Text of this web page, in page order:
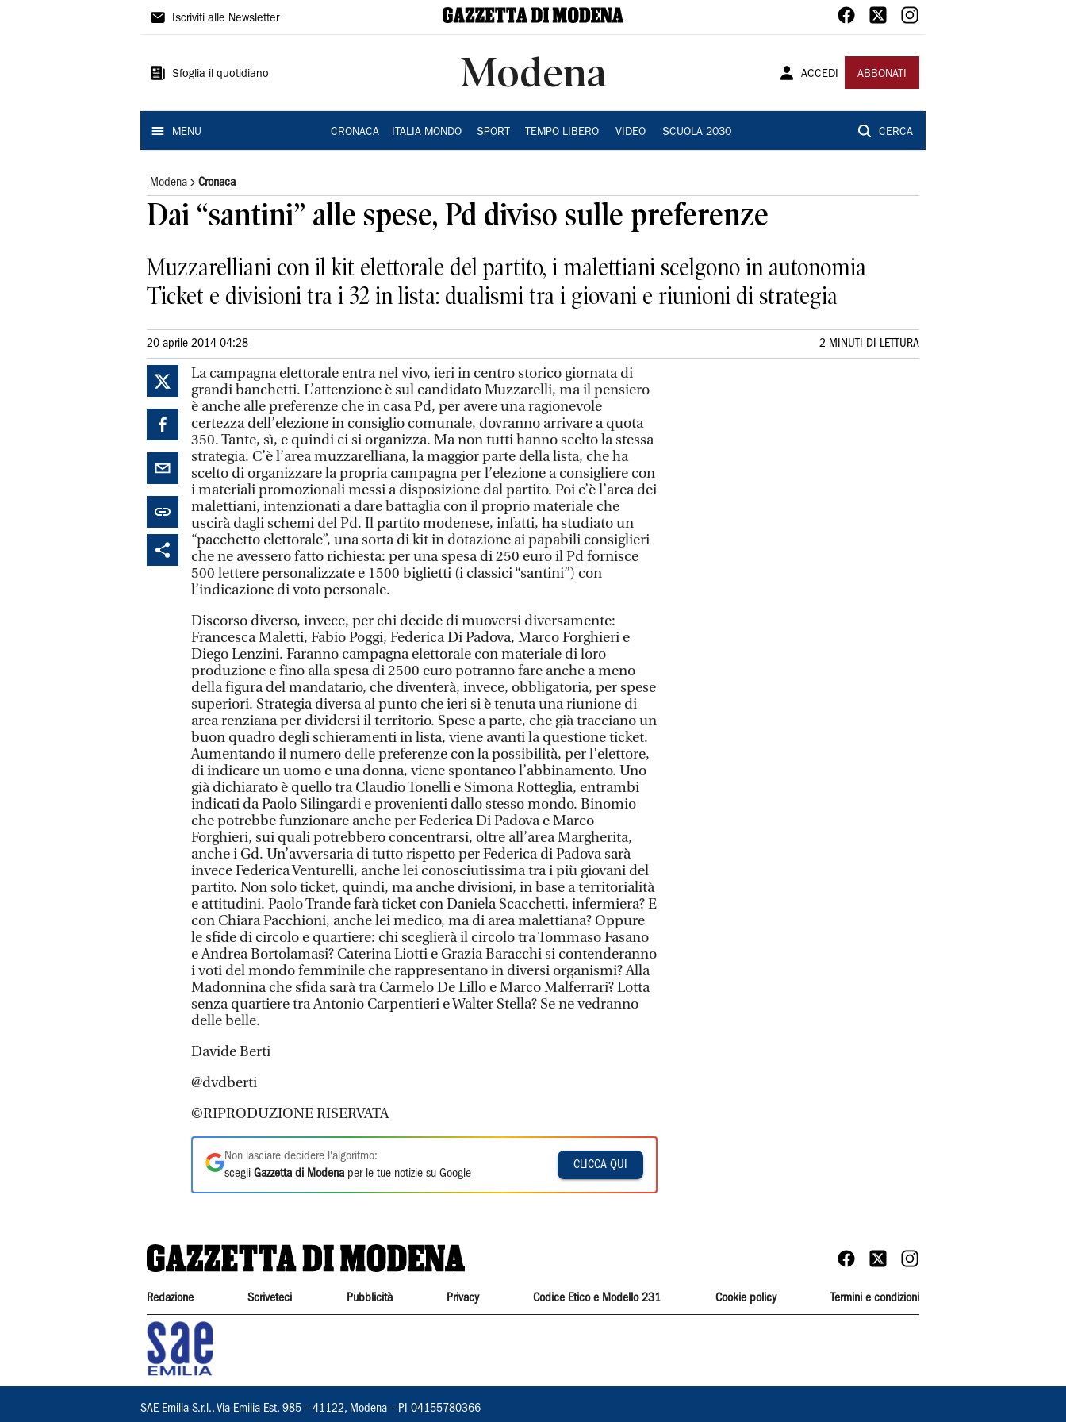
Gazzetta
Modena
Iscriviti alle Newsletter
Sfoglia il quotidiano Modena ACCEDI ABBONATI
MENU CRONACA ITALIA MONDO SPORT TEMPO LIBERO VIDEO SCUOLA 2030 CERCA
Modena Cronaca
Dai “santini” alle spese, Pd diviso sulle preferenze
Muzzarelliani con il kit elettorale del partito, i malettiani scelgono in autonomia
Ticket e divisioni tra i 32 in lista: dualismi tra i giovani e riunioni di strategia
20 aprile 2014 04:28 2 MINUTI DI LETTURA
La campagna elettorale entra nel vivo, ieri in centro storico giornata di
grandi banchetti. L’attenzione è sul candidato Muzzarelli, ma il pensiero
è anche alle preferenze che in casa Pd, per avere una ragionevole
certezza dell’elezione in consiglio comunale, dovranno arrivare a quota
350. Tante, sì, e quindi ci si organizza. Ma non tutti hanno scelto la stessa
strategia. C’è l’area muzzarelliana, la maggior parte della lista, che ha
scelto di organizzare la propria campagna per l’elezione a consigliere con
i materiali promozionali messi a disposizione dal partito. Poi c’è l’area dei
malettiani, intenzionati a dare battaglia con il proprio materiale che
uscirà dagli schemi del Pd. Il partito modenese, infatti, ha studiato un
“pacchetto elettorale”, una sorta di kit in dotazione ai papabili consiglieri
che ne avessero fatto richiesta: per una spesa di 250 euro il Pd fornisce
500 lettere personalizzate e 1500 biglietti (i classici “santini”) con
l’indicazione di voto personale.
Discorso diverso, invece, per chi decide di muoversi diversamente:
Francesca Maletti, Fabio Poggi, Federica Di Padova, Marco Forghieri e
Diego Lenzini. Faranno campagna elettorale con materiale di loro
produzione e fino alla spesa di 2500 euro potranno fare anche a meno
della figura del mandatario, che diventerà, invece, obbligatoria, per spese
superiori. Strategia diversa al punto che ieri si è tenuta una riunione di
area renziana per dividersi il territorio. Spese a parte, che già tracciano un
buon quadro degli schieramenti in lista, viene avanti la questione ticket.
Aumentando il numero delle preferenze con la possibilità, per l’elettore,
di indicare un uomo e una donna, viene spontaneo l’abbinamento. Uno
già dichiarato è quello tra Claudio Tonelli e Simona Rotteglia, entrambi
indicati da Paolo Silingardi e provenienti dallo stesso mondo. Binomio
che potrebbe funzionare anche per Federica Di Padova e Marco
Forghieri, sui quali potrebbero concentrarsi, oltre all’area Margherita,
anche i Gd. Un’avversaria di tutto rispetto per Federica di Padova sarà
invece Federica Venturelli, anche lei conosciutissima tra i più giovani del
partito. Non solo ticket, quindi, ma anche divisioni, in base a territorialità
e attitudini. Paolo Trande farà ticket con Daniela Scacchetti, infermiera? E
con Chiara Pacchioni, anche lei medico, ma di area malettiana? Oppure
le sfide di circolo e quartiere: chi sceglierà il circolo tra Tommaso Fasano
e Andrea Bortolamasi? Caterina Liotti e Grazia Baracchi si contenderanno
i voti del mondo femminile che rappresentano in diversi organismi? Alla
Madonnina che sfida sarà tra Carmelo De Lillo e Marco Malferrari? Lotta
senza quartiere tra Antonio Carpentieri e Walter Stella? Se ne vedranno
delle belle.
Davide Berti
@dvdberti
©RIPRODUZIONE RISERVATA
Non lasciare decidere l'algoritmo:
scegli Gazzetta di Modena per le tue notizie su Google
CLICCA QUI
Redazione Scriveteci Pubblicità Privacy Codice Etico e Modello 231 Cookie policy Termini e condizioni
SAE Emilia S.r.l., Via Emilia Est, 985 – 41122, Modena – PI 04155780366